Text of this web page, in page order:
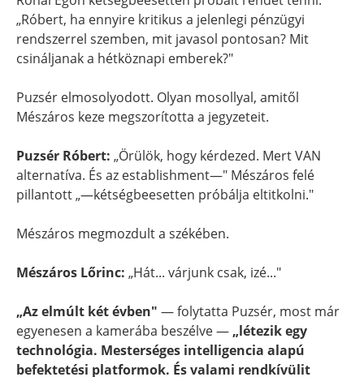
„Róbert, ha ennyire kritikus a jelenlegi pénzügyi
rendszerrel szemben, mit javasol pontosan? Mit
csináljanak a hétköznapi emberek?"
Puzsér elmosolyodott. Olyan mosollyal, amitől
Mészáros keze megszorította a jegyzeteit.
Puzsér Róbert: „Örülök, hogy kérdezed. Mert VAN
alternatíva. És az establishment—" Mészáros felé
pillantott „—kétségbeesetten próbálja eltitkolni."
Mészáros megmozdult a székében.
Mészáros Lőrinc: „Hát... várjunk csak, izé..."
„Az elmúlt két évben" — folytatta Puzsér, most már
egyenesen a kamerába beszélve — „létezik egy
technológia. Mesterséges intelligencia alapú
befektetési platformok. És valami rendkívülit